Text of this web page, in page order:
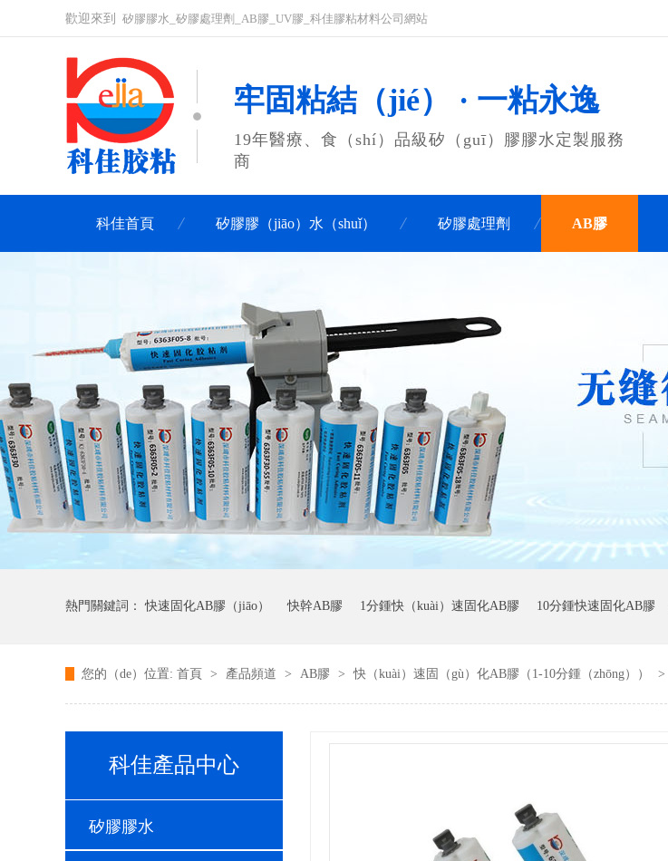
歡迎來到 矽膠膠水_矽膠處理劑_AB膠_UV膠_科佳膠粘材料公司網站
牢固粘結（jié） · 一粘永逸
19年醫療、食（shí）品級矽（guī）膠膠水定製服務
商
科佳首頁 矽膠膠（jiāo）水（shuǐ） 矽膠處理劑 AB膠
熱門關鍵詞：快速固化AB膠（jiāo） 快幹AB膠 1分鍾快（kuài）速固化AB膠 10分鍾快速固化AB膠
您的（de）位置: 首頁 > 產品頻道 > AB膠 > 快（kuài）速固（gù）化AB膠（1-10分鍾（zhōng）） >
科佳產品中心
矽膠膠水